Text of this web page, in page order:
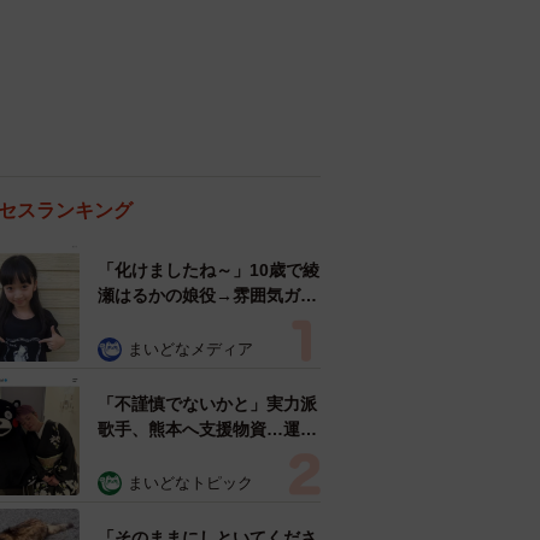
スランキング
「化けましたね～」10歳で綾
瀬はるかの娘役→雰囲気ガラ
雰囲気が」「宝塚に入れそ
まいどなメディア
「不謹慎でないかと」実力派
歌手、熊本へ支援物資…運搬
めらい 「痛いほど伝わる」
まいどなトピック